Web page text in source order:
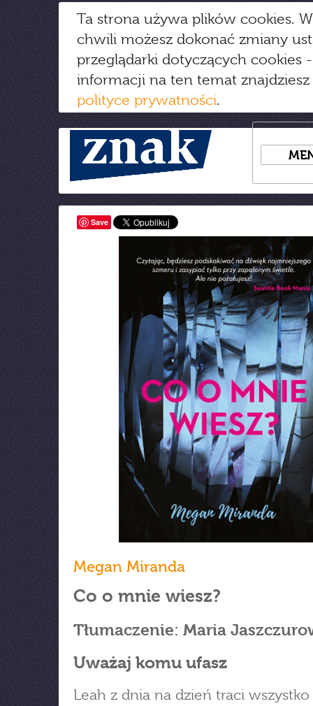
Ta strona używa plików cookies.
chwili możesz dokonać zmiany
przeglądarki dotyczących cookies
informacji na ten temat
polityce prywatności.
Save
Megan Miranda
Co o mnie wiesz?
Tłumaczenie: Maria
Uważaj komu ufasz
Leah z dnia na dzień traci